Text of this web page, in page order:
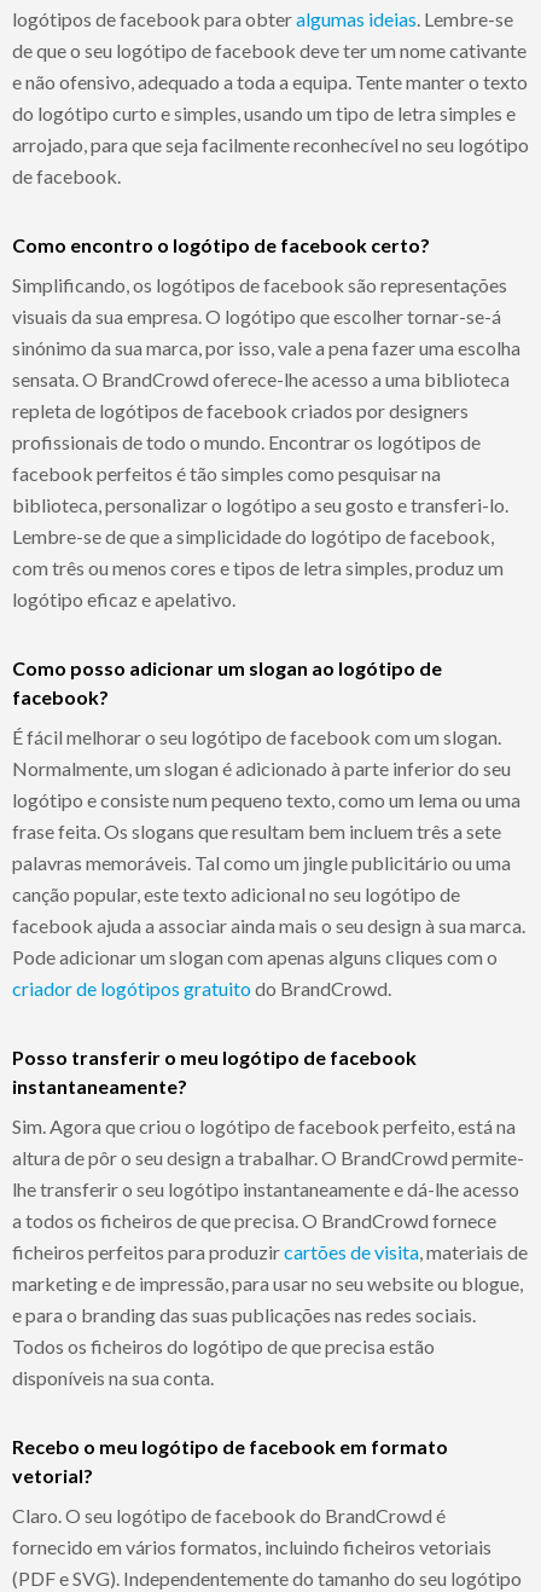
logótipos de facebook para obteralgumas ideias . Lembre-se
de que o seu logótipo de facebook deve ter um nome cativante
e não ofensivo, adequado a toda a equipa. Tente manter o texto
do logótipo curto e simples, usando um tipo de letra simples e
arrojado, para que seja facilmente reconhecível no seu logótipo
de facebook.
Como encontro o logótipo de facebook certo?
Simplificando, os logótipos de facebook são representações
visuais da sua empresa. O logótipo que escolher tornar-se-á
sinónimo da sua marca, por isso, vale a pena fazer uma escolha
sensata. O BrandCrowd oferece-lhe acesso a uma biblioteca
repleta de logótipos de facebook criados por designers
profissionais de todo o mundo. Encontrar os logótipos de
facebook perfeitos é tão simples como pesquisar na
biblioteca, personalizar o logótipo a seu gosto e transferi-lo.
Lembre-se de que a simplicidade do logótipo de facebook,
com três ou menos cores e tipos de letra simples, produz um
logótipo eficaz e apelativo.
Como posso adicionar um slogan ao logótipo de
facebook?
É fácil melhorar o seu logótipo de facebook com um slogan.
Normalmente, um slogan é adicionado à parte inferior do seu
logótipo e consiste num pequeno texto, como um lema ou uma
frase feita. Os slogans que resultam bem incluem três a sete
palavras memoráveis. Tal como um jingle publicitário ou uma
canção popular, este texto adicional no seu logótipo de
facebook ajuda a associar ainda mais o seu design à sua marca.
Pode adicionar um slogan com apenas alguns cliques com o
criador de logótipos gratuitodo BrandCrowd.
Posso transferir o meu logótipo de facebook
instantaneamente?
Sim. Agora que criou o logótipo de facebook perfeito, está na
altura de pôr o seu design a trabalhar. O BrandCrowd permite-
lhe transferir o seu logótipo instantaneamente e dá-lhe acesso
a todos os ficheiros de que precisa. O BrandCrowd fornece
ficheiros perfeitos para produzircartões de visita , materiais de
marketing e de impressão, para usar no seu website ou blogue,
e para o branding das suas publicações nas redes sociais.
Todos os ficheiros do logótipo de que precisa estão
disponíveis na sua conta.
Recebo o meu logótipo de facebook em formato
vetorial?
Claro. O seu logótipo de facebook do BrandCrowd é
fornecido em vários formatos, incluindo ficheiros vetoriais
(PDF e SVG). Independentemente do tamanho do seu logótipo